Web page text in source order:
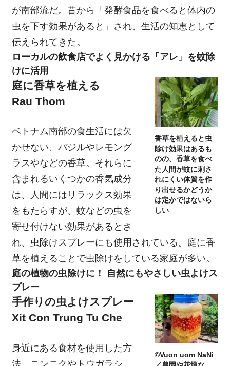
が南部流だ。昔から「発酵食品を食べると体内の
虫を下す効果があると」され、生活の知恵として
伝えられてきた。
ローカルの飲食店でよく見かける「アレ」を蚊除
けに活用
香草を植えると虫
除け効果はあるも
のの、香草を食べ
た人間が蚊に刺さ
れにくい体質を作
り出せるかどうか
は定かではないら
しい
庭に香草を植える
Rau Thom
ベトナム南部の食生活には欠
かせない、バジルやレモング
ラスやなどの香草。それらに
含まれるいくつかの香気成分
は、人間にはリラックス効果
をもたらすが、蚊などの虫を
寄せ付けない効果があるとさ
れ、虫除けスプレーにも使用されている。庭に香
草を植えることで虫除けをしている家庭が多い。
庭の植物の虫除けに！ 自然にもやさしい虫よけス
プレー
©Vuon uom NaNi
手作りの虫よけスプレー
Xit Con Trung Tu Che
身近にある食材を使用した方
法。ニンニクやトウガラシ、